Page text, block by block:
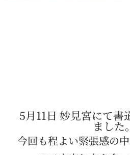
5月11日 妙見宮にて書
ました
今回も程よい緊張感の